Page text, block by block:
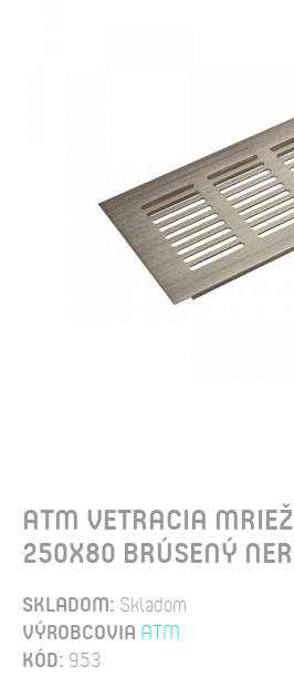
ATM VETRACIA
250X80 BRÚSENÝ
SKLADOM: Skladom
VÝROBCOVIA ATM
KÓD: 953